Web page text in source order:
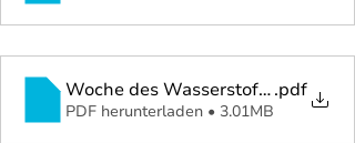
Woche des Wasserstoffs_.pdf
PDF herunterladen • 3.01MB